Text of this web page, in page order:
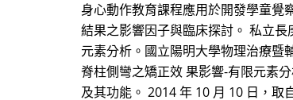
身心動作教育課程應用於開發學童覺
結果之影響因子與臨床探討。 私立
元素分析。國立陽明大學物理治療暨
脊柱側彎之矯正效 果影響-有限元素
及其功能。 2014 年 10 月 10 日，